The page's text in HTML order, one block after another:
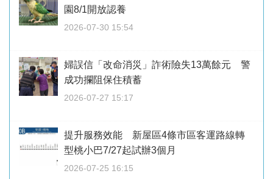
園8/1開放認養
2026-07-30 15:54
婦誤信「改命消災」詐術險失13萬餘元 警
成功攔阻保住積蓄
2026-07-27 15:17
提升服務效能 新屋區4條市區客運路線轉
型桃小巴7/27起試辦3個月
2026-07-25 16:15